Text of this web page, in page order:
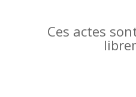
Ces actes